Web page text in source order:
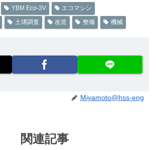
YBM Eco-3V
エコマシン
土壌調査 改造 整備 機械
Miyamoto@hss-eng
関連記事